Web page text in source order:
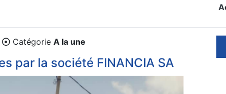
Catégorie A la une
par la société FINANCIA SA